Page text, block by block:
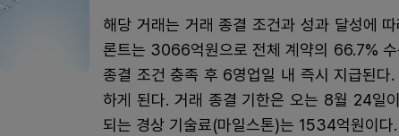
해당 거래는 거래 종결 조건과 성과 달성에
론트는 3066억원으로 전체 계약의 66.7%
종결 조건 충족 후 6영업일 내 즉시 지급된
하게 된다. 거래 종결 기한은 오는 8월 24일
되는 경상 기술료(마일스톤)는 1534억원이다.